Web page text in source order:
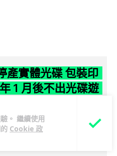
。 繼續使用
Cookie 政
產實體光碟 包裝印
1 月後不出光碟遊
示貼紙，重申官方 7 月已公布
實體光碟。分析師預期 PS6